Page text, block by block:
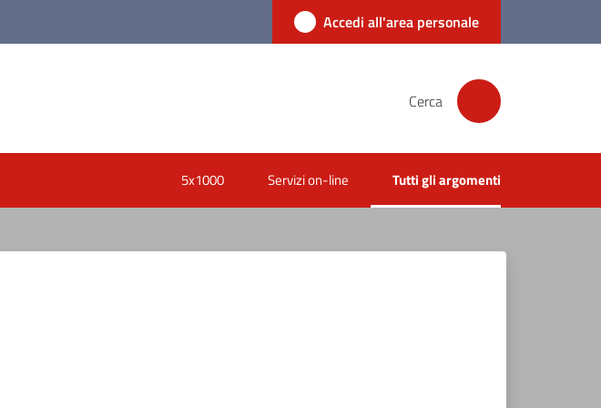
Accedi all'area personale
Cerca
5x1000 Servizi on-line Tutti gli argomenti
Menu selezionato